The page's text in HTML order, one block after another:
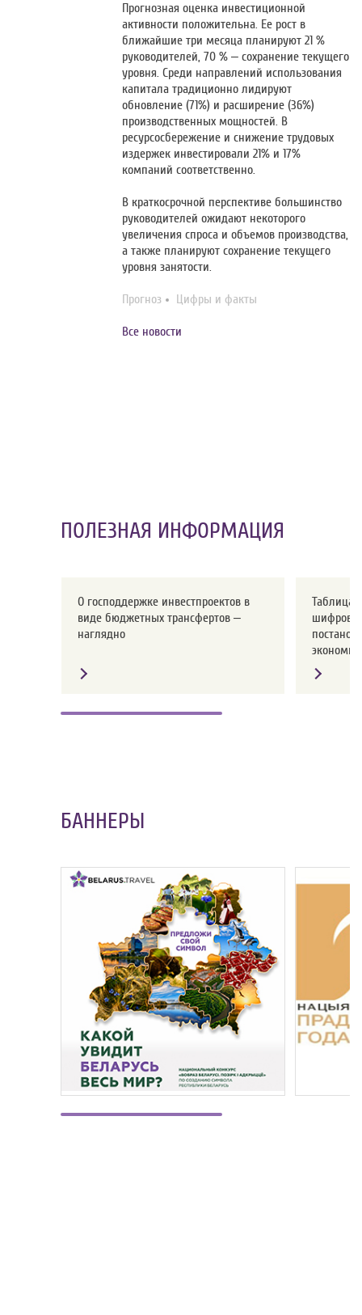
Прогнозная оценка инвестиционной
активности положительна. Ее рост в
ближайшие три месяца планируют 21 %
руководителей, 70 % – сохранение текущего
уровня. Среди направлений использования
капитала традиционно лидируют
обновление (71%) и расширение (36%)
производственных мощностей. В
ресурсосбережение и снижение трудовых
издержек инвестировали 21% и 17%
компаний соответственно.
В краткосрочной перспективе большинство
руководителей ожидают некоторого
увеличения спроса и объемов производства,
а также планируют сохранение текущего
уровня занятости.
Прогноз Цифры и факты
Все новости
ПОЛЕЗНАЯ ИНФОРМАЦИЯ
О господдержке инвестпроектов в
виде бюджетных трансфертов –
наглядно
Таблица
шифров
БАННЕРЫ